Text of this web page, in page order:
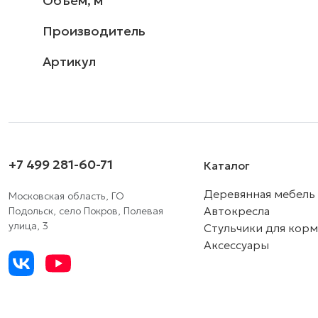
Производитель
Артикул
+7 499 281-60-71
Московская область, ГО
Подольск, село Покров, Полевая
улица, 3
Каталог
Деревянная мебель
Автокресла
Стульчики для
Аксессуары